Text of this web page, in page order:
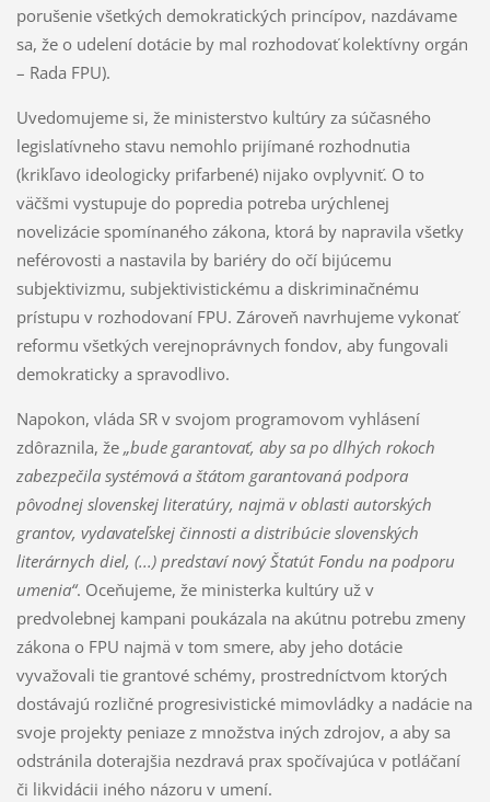
porušenie všetkých demokratických princípov, nazdávame
sa, že o udelení dotácie by mal rozhodovať kolektívny orgán
– Rada FPU).
Uvedomujeme si, že ministerstvo kultúry za súčasného
legislatívneho stavu nemohlo prijímané rozhodnutia
(krikľavo ideologicky prifarbené) nijako ovplyvniť. O to
väčšmi vystupuje do popredia potreba urýchlenej
novelizácie spomínaného zákona, ktorá by napravila všetky
neférovosti a nastavila by bariéry do očí bijúcemu
subjektivizmu, subjektivistickému a diskriminačnému
prístupu v rozhodovaní FPU. Zároveň navrhujeme vykonať
reformu všetkých verejnoprávnych fondov, aby fungovali
demokraticky a spravodlivo.
Napokon, vláda SR v svojom programovom vyhlásení
zdôraznila, že „bude garantovať, aby sa po dlhých rokoch
zabezpečila systémová a štátom garantovaná podpora
pôvodnej slovenskej literatúry, najmä v oblasti autorských
grantov, vydavateľskej činnosti a distribúcie slovenských
literárnych diel, (...) predstaví nový Štatút Fondu na podporu
umenia“. Oceňujeme, že ministerka kultúry už v
predvolebnej kampani poukázala na akútnu potrebu zmeny
zákona o FPU najmä v tom smere, aby jeho dotácie
vyvažovali tie grantové schémy, prostredníctvom ktorých
dostávajú rozličné progresivistické mimovládky a nadácie na
svoje projekty peniaze z množstva iných zdrojov, a aby sa
odstránila doterajšia nezdravá prax spočívajúca v potláčaní
či likvidácii iného názoru v umení.